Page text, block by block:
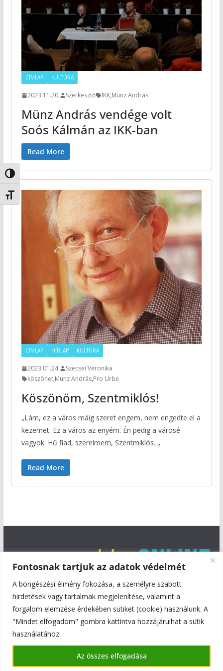
Fontosnak tartjuk az adatok védelmét
A böngészési élmény fokozása, a személyre szabott
hirdetések vagy tartalmak megjelenítése, valamint a
forgalom elemzése érdekében sütiket (cookie) használunk. A
"Mindet elfogadom" gombra kattintva hozzájárulhat a sütik
használatához.
Az összes elfogadása
Nagy kontraszt váltása
Betűméret váltása
CÍMLAP KULTÚRA
2023.11.20. Szerkesztő IKK,Münz András
Münz András vendége volt
Soós Kálmán az IKK-ban
Read More
CÍMLAP HÍRLAP KULTÚRA
2023.01.24.
Szecsei Veronika
köszönet,Münz András,Pro Urbe
Köszönöm, Szentmiklós!
„Lám, ez a város máig szeret engem, nem engedte el a
kezemet. Ez a város az enyém. Én pedig a városé
vagyok. Hű fiad, szerelmem, Szentmiklós. „
Read More
Copyright © 2026Szentmiklós Online
Theme:ColorMagby ThemeGrill. Powered byWordPress.